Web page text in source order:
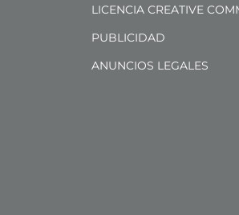
LICENCIA CREATIVE
PUBLICIDAD
ANUNCIOS LEGALES